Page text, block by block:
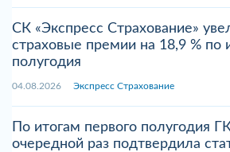
СК «Экспресс Страхование»
страховые премии на 18,9 % по
полугодия
04.08.2026 Экспресс Страхование
По итогам первого полугодия
очередной раз подтвердила